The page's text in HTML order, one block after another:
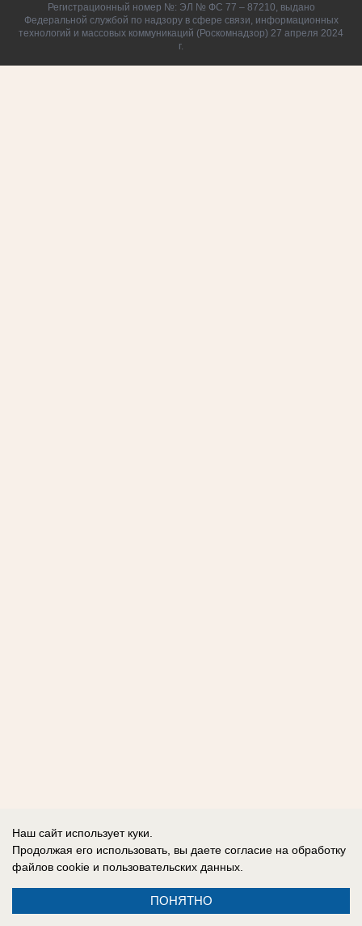
Регистрационный номер №: ЭЛ № ФС 77 – 87210, выдано
Федеральной службой по надзору в сфере связи, информационных
технологий и массовых коммуникаций (Роскомнадзор) 27 апреля 2024
г.
Наш сайт использует куки.
Продолжая его использовать, вы даете согласие на обработку
файлов cookie и пользовательских данных.
ПОНЯТНО